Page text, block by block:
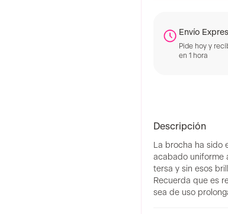
Envío
Pide hoy y
en 1 hora
Descripción
La brocha ha sido
acabado uniforme
tersa y sin esos
Recuerda que es
sea de uso